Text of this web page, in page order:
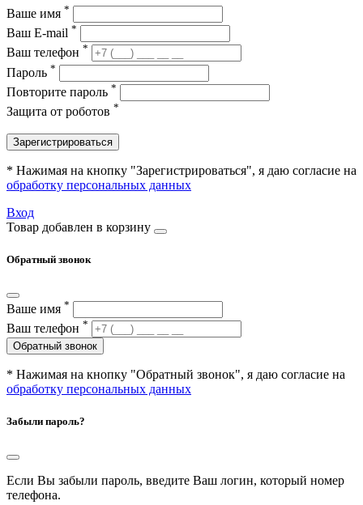
Ваше имя *
Ваш E-mail *
Ваш телефон *
Пароль *
Повторите пароль *
Защита от роботов *
Зарегистрироваться
* Нажимая на кнопку "Зарегистрироваться", я даю согласие на
обработку персональных данных
Вход
Товар добавлен в корзину
Обратный звонок
Ваше имя *
Ваш телефон *
Обратный звонок
* Нажимая на кнопку "Обратный звонок", я даю согласие на
обработку персональных данных
Забыли пароль?
Если Вы забыли пароль, введите Ваш логин, который номер
телефона.